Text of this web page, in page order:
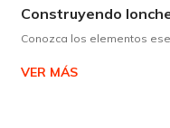
Conozca los elementos
VER MÁS